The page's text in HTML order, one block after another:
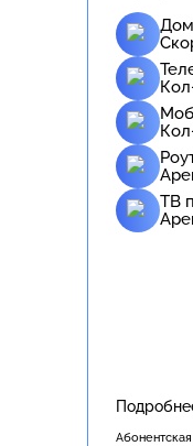
ТВ
Абонентская